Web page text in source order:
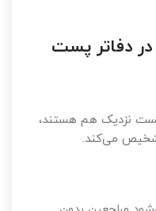
در دفاتر پست
نزدیک هم هستند،
تشخیص می‌کند.